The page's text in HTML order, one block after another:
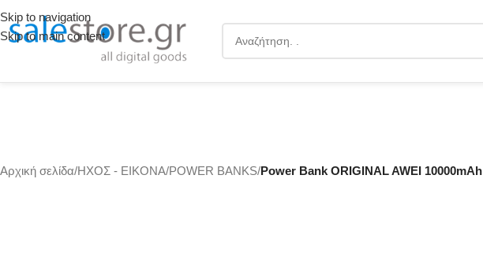
Skip to navigation
Skip to main content
Αρχική σελίδα/ΗΧΟΣ - ΕΙΚΟΝΑ/POWER BANKS/Power Bank ORIGINAL AWEI 10000mAh